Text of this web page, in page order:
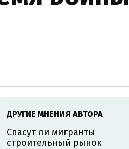
ДРУГИЕ МНЕНИЯ АВТОРА
Спасут ли мигранты
строительный рынок